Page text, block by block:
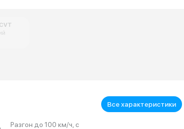
Все характеристики
Разгон до 100 км/ч, с